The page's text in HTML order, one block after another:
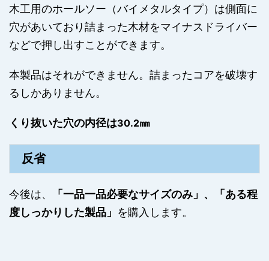
木工用のホールソー（バイメタルタイプ）は側面に
穴があいており詰まった木材をマイナスドライバー
などで押し出すことができます。
本製品はそれができません。詰まったコアを破壊す
るしかありません。
くり抜いた穴の内径は30.2㎜
反省
今後は、
「一品一品必要なサイズのみ」、「ある程
度しっかりした製品」 を購入します。